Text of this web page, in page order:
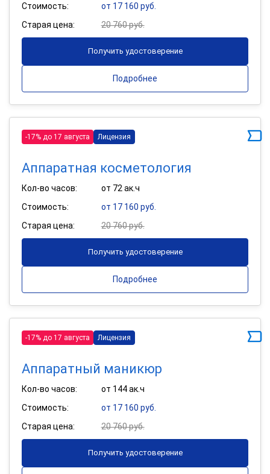
Стоимость:
от 17 160 руб.
Старая цена:
20 760 руб.
Получить удостоверение
Подробнее
-17% до 17 августа Лицензия
Аппаратная косметология
Кол-во часов:
от 72 ак.ч
Стоимость:
от 17 160 руб.
Старая цена:
20 760 руб.
Получить удостоверение
Подробнее
-17% до 17 августа Лицензия
Аппаратный маникюр
Кол-во часов:
от 144 ак.ч
Стоимость:
от 17 160 руб.
Старая цена:
20 760 руб.
Получить удостоверение